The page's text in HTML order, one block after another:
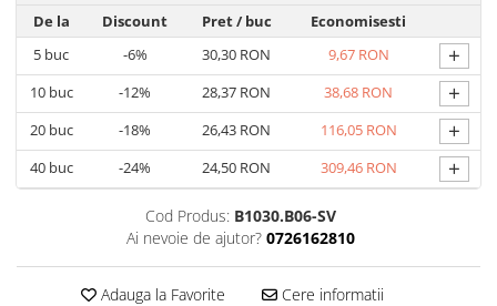
De la
Discount Pret/ buc
Economisesti
5 buc -6% 30,30 RON 9,67 RON +
10buc -12% 28,37 RON 38,68 RON +
20buc -18% 26,43 RON 116,05 RON +
40buc -24% 24,50 RON 309,46 RON +
Cod Produs: B1030.B06-SV
Ai nevoie de ajutor? 0726162810
Adauga la Favorite Cere informatii